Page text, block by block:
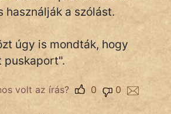
használják a szólást.
úgy is mondták, hogy
puskaport".
volt az írás? 0
0